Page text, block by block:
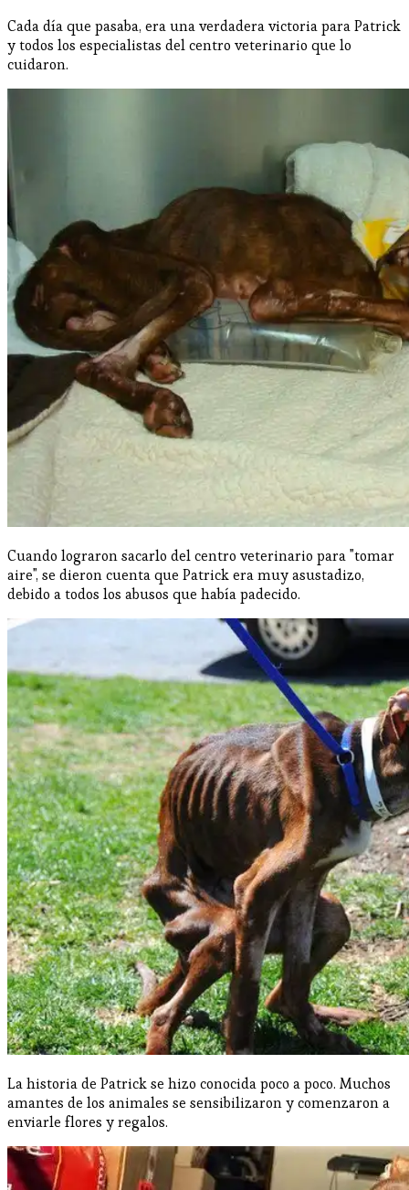
Cada día que pasaba, era una verdadera victoria para Patrick
y todos los especialistas del centro veterinario que lo
cuidaron.
Cuando lograron sacarlo del centro veterinario para "tomar
aire", se dieron cuenta que Patrick era muy asustadizo,
debido a todos los abusos que había padecido.
La historia de Patrick se hizo conocida poco a poco. Muchos
amantes de los animales se sensibilizaron y comenzaron a
enviarle flores y regalos.